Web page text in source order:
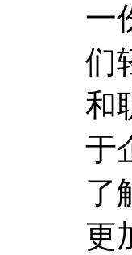
一
们
和
于
了
更